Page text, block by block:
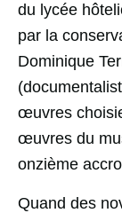
du lycée
par la
Dominique
œuvres
œuvres du
onzième
Quand des